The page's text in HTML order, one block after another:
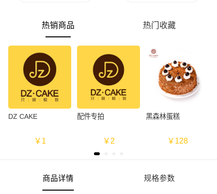
热销商品 热门收藏
DZ CAKE
￥1
配件专拍
￥2
黑森林蛋糕
￥128
商品详情 规格参数